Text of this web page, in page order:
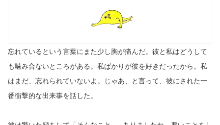
忘れているという言葉にまた少し胸が痛んだ。彼と私はどうして
も噛み合ないところがある。私ばかりが彼を好きだったから。私
はまだ、忘れられていないよ。じゃあ、と言って、彼にされた一
番衝撃的な出来事を話した。